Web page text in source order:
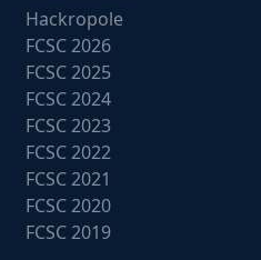
Hackropole
FCSC 2026
FCSC 2025
FCSC 2024
FCSC 2023
FCSC 2022
FCSC 2021
FCSC 2020
FCSC 2019